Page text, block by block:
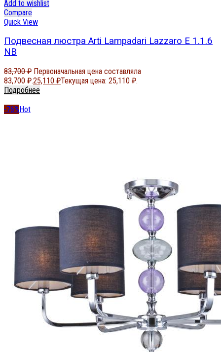
Add to wishlist
Compare
Quick View
Подвесная люстра Arti Lampadari Lazzaro E 1.1.6
NB
83,700₽ Первоначальная цена составляла
83,700 ₽.25,110 ₽Текущая цена: 25,110 ₽.
Подробнее
-76%Hot